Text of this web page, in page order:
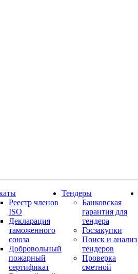
Реестр членов
ISO
Декларация
таможенного
союза
Добровольный
пожарный
сертификат
Тендеры
Банковская
гарантия для
тендера
Госзакупки
Поиск и анализ
тендеров
Проверка
сметной